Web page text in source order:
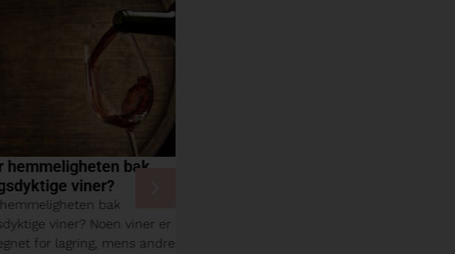
bak
viner?
bak
viner? Noen viner er
for lagring, mens andre